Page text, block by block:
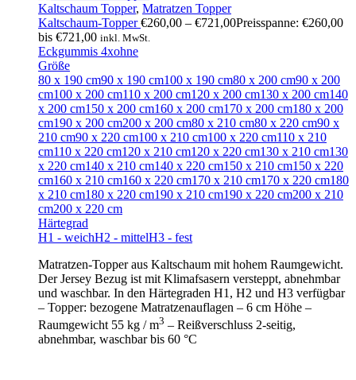
Kaltschaum Topper, Matratzen Topper
Kaltschaum-Topper€260,00 – €721,00Preisspanne: €260,00
bis €721,00 inkl. MwSt.
Eckgummis 4xohne
Größe
80 x 190 cm90 x 190 cm100 x 190 cm80 x 200 cm90 x 200
cm100 x 200 cm110 x 200 cm120 x 200 cm130 x 200 cm140
x 200 cm150 x 200 cm160 x 200 cm170 x 200 cm180 x 200
cm190 x 200 cm200 x 200 cm80 x 210 cm80 x 220 cm90 x
210 cm90 x 220 cm100 x 210 cm100 x 220 cm110 x 210
cm110 x 220 cm120 x 210 cm120 x 220 cm130 x 210 cm130
x 220 cm140 x 210 cm140 x 220 cm150 x 210 cm150 x 220
cm160 x 210 cm160 x 220 cm170 x 210 cm170 x 220 cm180
x 210 cm180 x 220 cm190 x 210 cm190 x 220 cm200 x 210
cm200 x 220 cm
Härtegrad
H1 - weichH2 - mittelH3 - fest
Matratzen-Topper aus Kaltschaum mit hohem Raumgewicht.
Der Jersey Bezug ist mit Klimafsasern versteppt, abnehmbar
und waschbar. In den Härtegraden H1, H2 und H3 verfügbar
– Topper: bezogene Matratzenauflagen – 6 cm Höhe –
Raumgewicht 55 kg / m3 – Reißverschluss 2-seitig,
abnehmbar, waschbar bis 60 °C